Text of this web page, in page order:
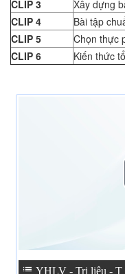
CLIP 3
Xây dựng
CLIP 4
Bài tập
CLIP 5
Chọn thực
CLIP 6
Kiến thức